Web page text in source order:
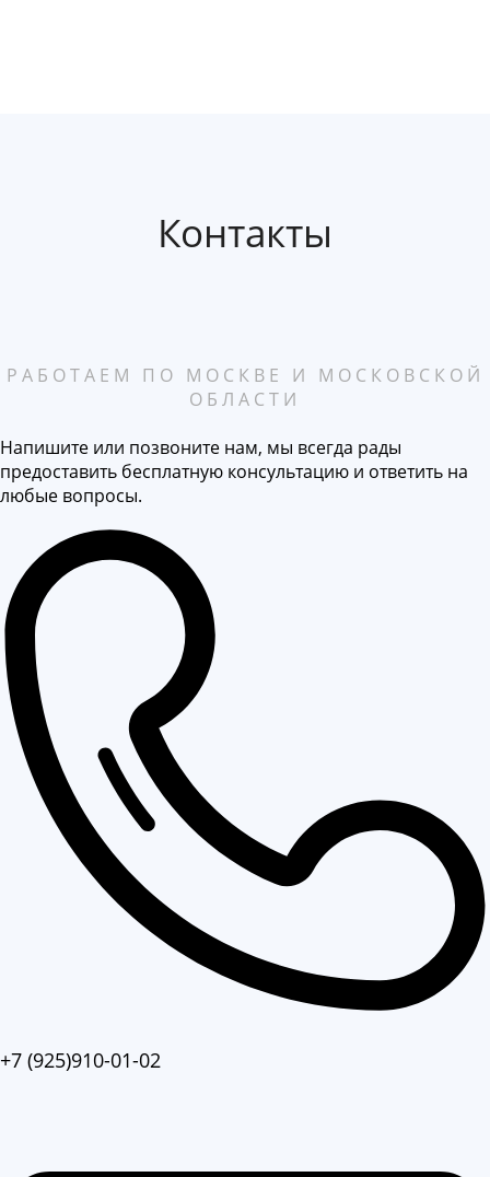
Контакты
РАБОТАЕМ ПО МОСКВЕ И МОСКОВСКОЙ
ОБЛАСТИ
Напишите или позвоните нам, мы всегда рады
предоставить бесплатную консультацию и ответить на
любые вопросы.
+7 (925)910-01-02